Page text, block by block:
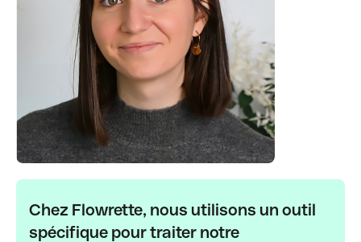
Chez Flowrette, nous utilisons un outil
spécifique pour traiter notre